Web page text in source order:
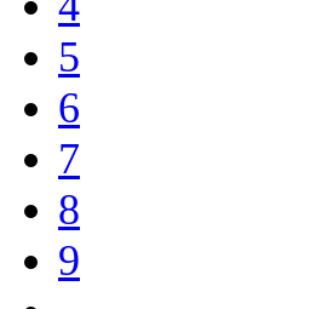
5
6
7
8
9